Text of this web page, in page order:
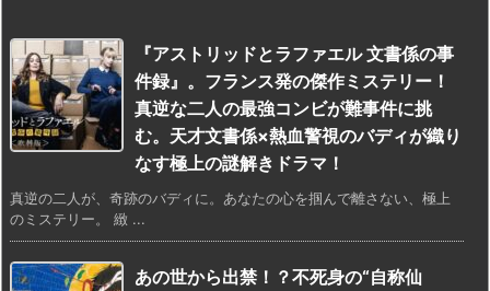
『アストリッドとラファエル 文書係の事
件録』。フランス発の傑作ミステリー！
真逆な二人の最強コンビが難事件に挑
む。天才文書係×熱血警視のバディが織り
なす極上の謎解きドラマ！
真逆の二人が、奇跡のバディに。あなたの心を掴んで離さない、極上
のミステリー。 緻 ...
あの世から出禁！？不死身の“自称仙